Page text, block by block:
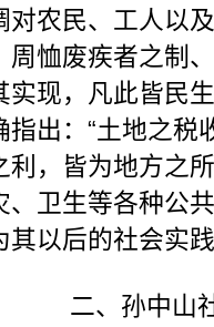
对农民、工人以
周恤废疾者之制
实现，凡此皆民
指出：“土地之
利，皆为地方之
、卫生等各种公
其以后的社会实
二、孙中山